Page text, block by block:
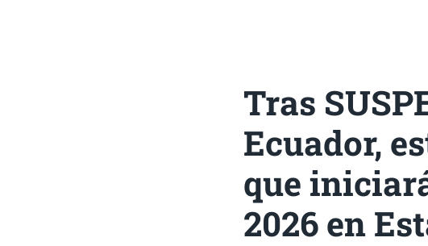
Tras
Ecuador,
que
2026 en